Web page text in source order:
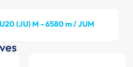
(JU) M - 6580 m / JUM